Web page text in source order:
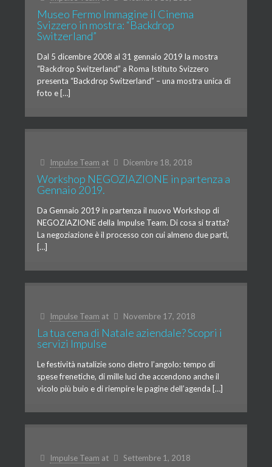
Museo Fermo Immagine il Cinema
Svizzero in mostra: “Backdrop
Switzerland”
Dal 5 dicembre 2008 al 31 gennaio 2019 la mostra
“Backdrop Switzerland” a Roma Istituto Svizzero
presenta “Backdrop Switzerland” – una mostra unica di
foto e […]
Impulse Team at Dicembre 18, 2018
Workshop NEGOZIAZIONE in partenza a
Gennaio 2019.
Da Gennaio 2019 in partenza il nuovo Workshop di
NEGOZIAZIONE della Impulse Team. Di cosa si tratta?
La negoziazione è il processo con cui almeno due parti,
[…]
Impulse Team at Novembre 17, 2018
La tua cena di Natale aziendale? Scopri i
servizi Impulse
Le festività natalizie sono dietro l’angolo: tempo di
spese frenetiche, di mille luci che accendono anche il
vicolo più buio e di riempire le pagine dell’agenda […]
Impulse Team at Settembre 1, 2018